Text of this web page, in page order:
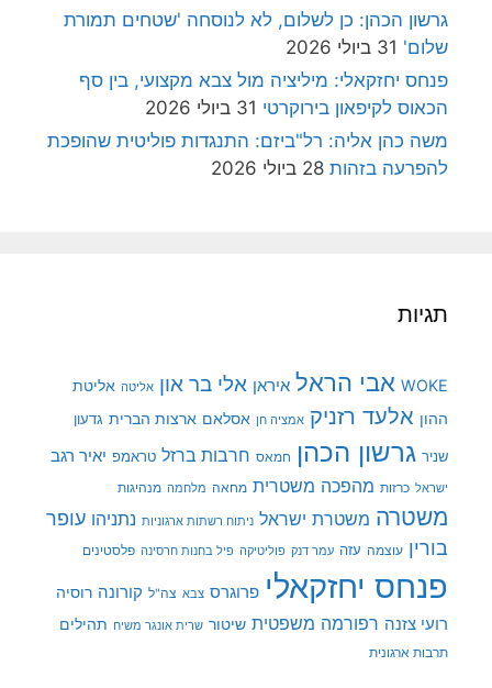
גרשון הכהן: כן לשלום, לא לנוסחה 'שטחים תמורת
שלום' 31 ביולי 2026
פנחס יחזקאלי: מיליציה מול צבא מקצועי, בין סף
הכאוס לקיפאון בירוקרטי 31 ביולי 2026
משה כהן אליה: רל"ביזם: התנגדות פוליטית שהופכת
להפרעה בזהות 28 ביולי 2026
תגיות
WOKE אבי הראל איראן אלי בר און אליטה אליטת
ההון אלעד רזניק אמציה חן אסלאם ארצות הברית גדעון
שניר גרשון הכהן חמאס חרבות ברזל טראמפ יאיר רגב
ישראל כרזות מהפכה משטרית מחאה מלחמה מנהיגות
משטרה משטרת ישראל ניתוח רשתות ארגוניות נתניהו עופר
בורין עוצמה עזה עמר דנק פוליטיקה פיל בחנות חרסינה פלסטינים
פנחס יחזקאלי פרוגרס צבא צה"ל קורונה רוסיה
רועי צזנה רפורמה משפטית שיטור שרית אונגר משיח תהילים
תרבות ארגונית